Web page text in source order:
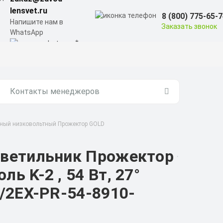
lensvet.ru
Напишите нам в
WhatsApp
8 (800) 775-65-
Заказать звонок
Контакты менеджеров
низковольтный Прожектор GOLD
Прожектор
K-2 , 54 Вт, 27°
PR-54-8910-